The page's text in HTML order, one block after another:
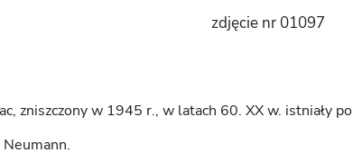
zdjęcie nr 01097
zniszczony w 1945 r., w latach 60. XX w. istniały